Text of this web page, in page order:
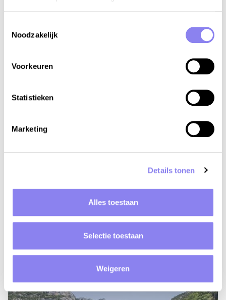
Noodzakelijk
Voorkeuren
Statistieken
Marketing
Details tonen
Alles toestaan
Selectie toestaan
Weigeren
Wat kost een vakantiehuis?
Verwarmd zwembad of niet?